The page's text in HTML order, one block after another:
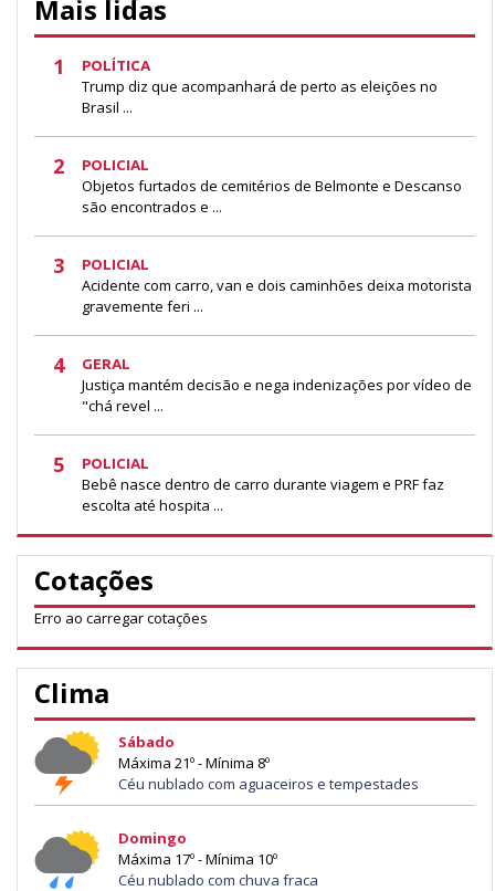
Mais lidas
1 POLÍTICA
Trump diz que acompanhará de perto as eleições no
Brasil ...
2 POLICIAL
Objetos furtados de cemitérios de Belmonte e Descanso
são encontrados e ...
3 POLICIAL
Acidente com carro, van e dois caminhões deixa motorista
gravemente feri ...
4 GERAL
Justiça mantém decisão e nega indenizações por vídeo de
"chá revel ...
5 POLICIAL
Bebê nasce dentro de carro durante viagem e PRF faz
escolta até hospita ...
Cotações
Erro ao carregar cotações
Clima
Sábado
Máxima 21º - Mínima 8º
Céu nublado com aguaceiros e tempestades
Domingo
Máxima 17º - Mínima 10º
Céu nublado com chuva fraca